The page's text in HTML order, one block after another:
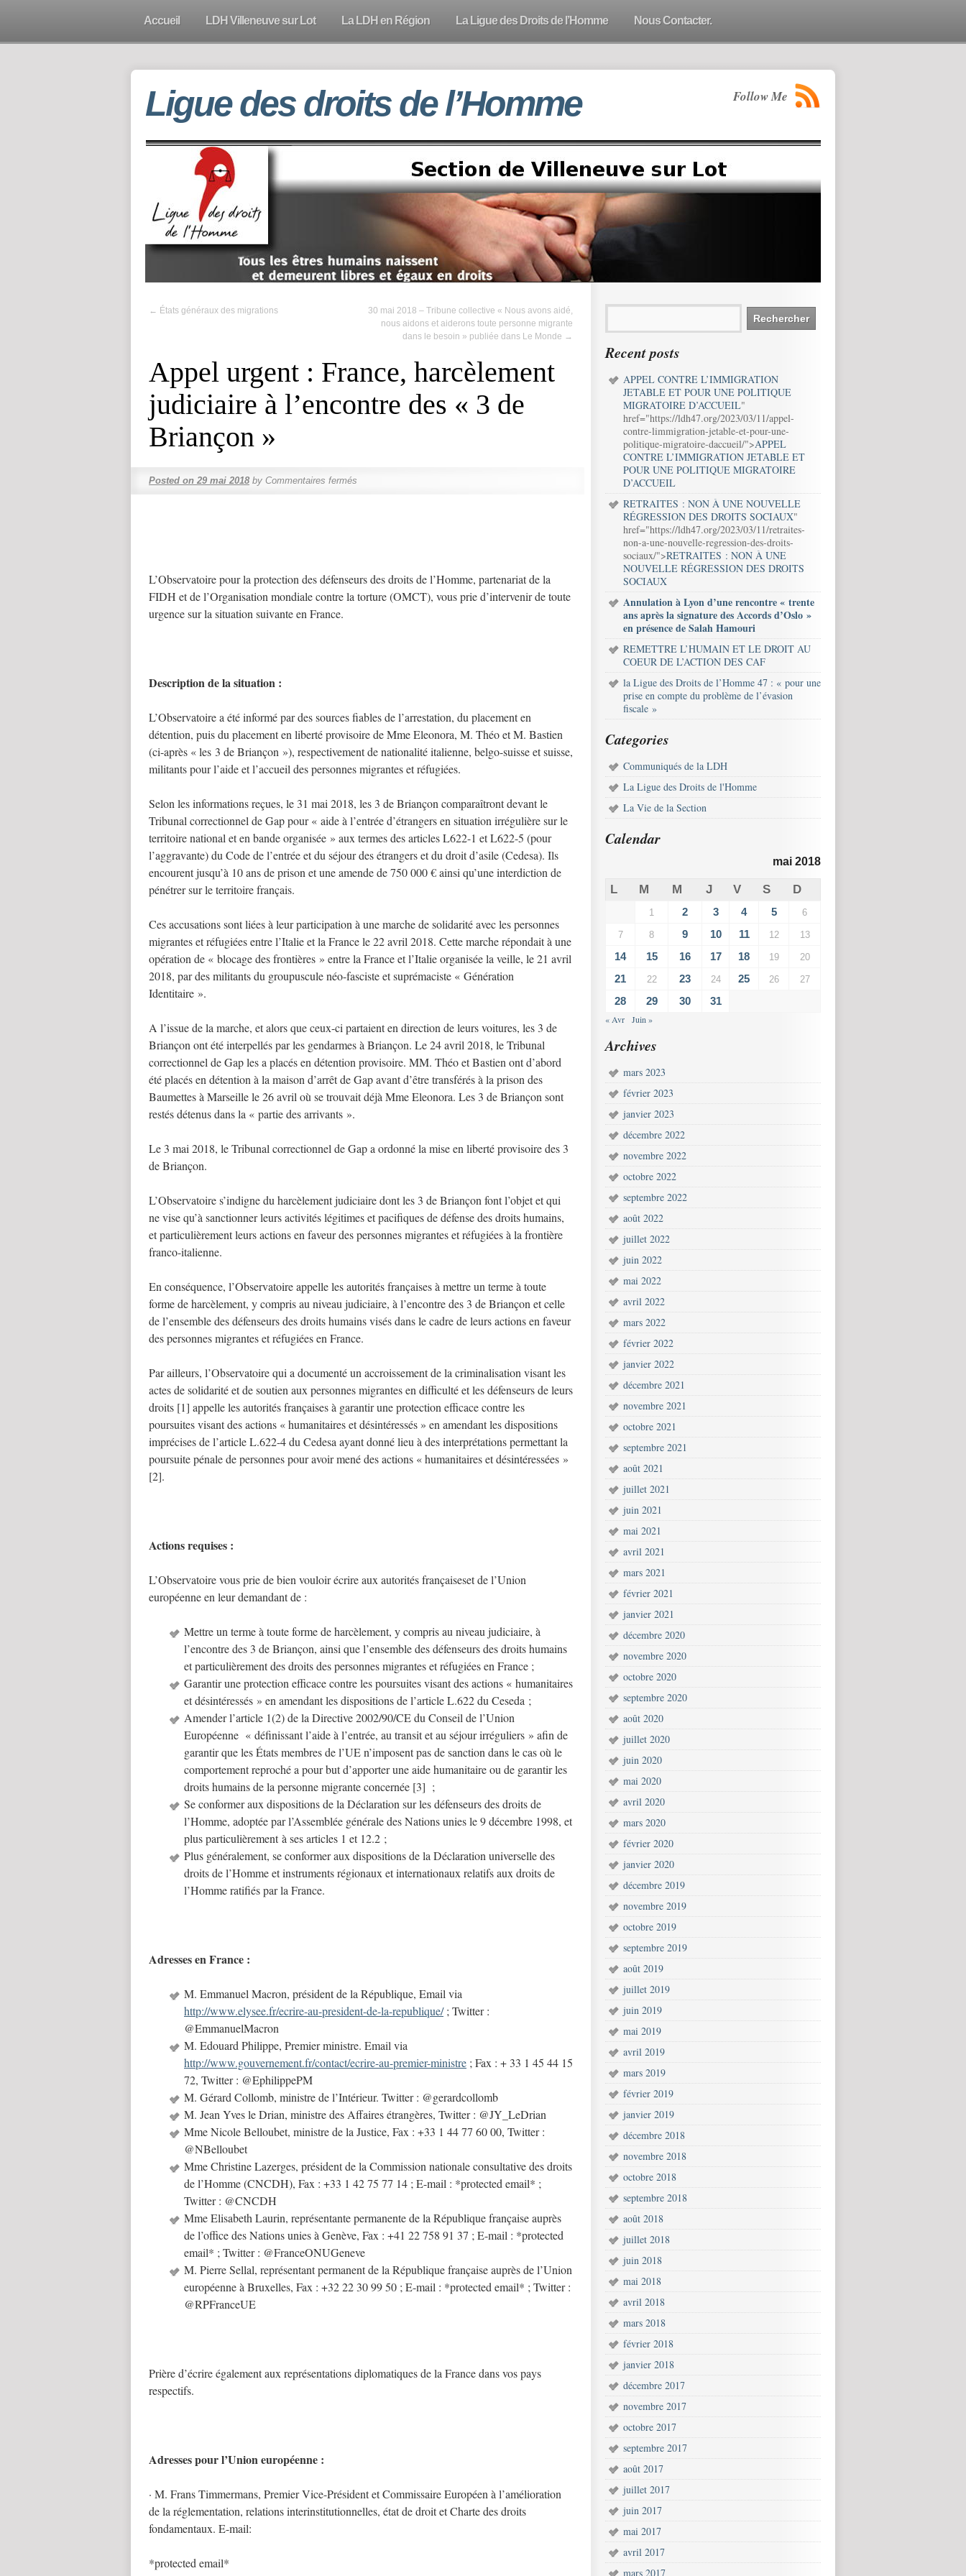
Accueil LDH Villeneuve sur Lot La LDH en Région La Ligue des Droits de l’Homme Nous Contacter.
Ligue des droits de l’Homme Follow Me
← États généraux des migrations
30 mai 2018 – Tribune collective « Nous avons aidé,
nous aidons et aiderons toute personne migrante
dans le besoin » publiée dans Le Monde →
Appel urgent : France, harcèlement
judiciaire à l’encontre des « 3 de
Briançon »
Posted on 29 mai 2018 by Commentaires fermés
L’Observatoire pour la protection des défenseurs des droits de l’Homme, partenariat de la
FIDH et de l’Organisation mondiale contre la torture (OMCT), vous prie d’intervenir de toute
urgence sur la situation suivante en France.
Description de la situation :
L’Observatoire a été informé par des sources fiables de l’arrestation, du placement en
détention, puis du placement en liberté provisoire de Mme Eleonora, M. Théo et M. Bastien
(ci-après « les 3 de Briançon »), respectivement de nationalité italienne, belgo-suisse et suisse,
militants pour l’aide et l’accueil des personnes migrantes et réfugiées.
Selon les informations reçues, le 31 mai 2018, les 3 de Briançon comparaîtront devant le
Tribunal correctionnel de Gap pour « aide à l’entrée d’étrangers en situation irrégulière sur le
territoire national et en bande organisée » aux termes des articles L622-1 et L622-5 (pour
l’aggravante) du Code de l’entrée et du séjour des étrangers et du droit d’asile (Cedesa). Ils
encourent jusqu’à 10 ans de prison et une amende de 750 000 € ainsi qu’une interdiction de
pénétrer sur le territoire français.
Ces accusations sont liées à leur participation à une marche de solidarité avec les personnes
migrantes et réfugiées entre l’Italie et la France le 22 avril 2018. Cette marche répondait à une
opération de « blocage des frontières » entre la France et l’Italie organisée la veille, le 21 avril
2018, par des militants du groupuscule néo-fasciste et suprémaciste « Génération
Identitaire ».
A l’issue de la marche, et alors que ceux-ci partaient en direction de leurs voitures, les 3 de
Briançon ont été interpellés par les gendarmes à Briançon. Le 24 avril 2018, le Tribunal
correctionnel de Gap les a placés en détention provisoire. MM. Théo et Bastien ont d’abord
été placés en détention à la maison d’arrêt de Gap avant d’être transférés à la prison des
Baumettes à Marseille le 26 avril où se trouvait déjà Mme Eleonora. Les 3 de Briançon sont
restés détenus dans la « partie des arrivants ».
Le 3 mai 2018, le Tribunal correctionnel de Gap a ordonné la mise en liberté provisoire des 3
de Briançon.
L’Observatoire s’indigne du harcèlement judiciaire dont les 3 de Briançon font l’objet et qui
ne vise qu’à sanctionner leurs activités légitimes et pacifiques de défense des droits humains,
et particulièrement leurs actions en faveur des personnes migrantes et réfugiées à la frontière
franco-italienne.
En conséquence, l’Observatoire appelle les autorités françaises à mettre un terme à toute
forme de harcèlement, y compris au niveau judiciaire, à l’encontre des 3 de Briançon et celle
de l’ensemble des défenseurs des droits humains visés dans le cadre de leurs actions en faveur
des personnes migrantes et réfugiées en France.
Par ailleurs, l’Observatoire qui a documenté un accroissement de la criminalisation visant les
actes de solidarité et de soutien aux personnes migrantes en difficulté et les défenseurs de leurs
droits [1] appelle les autorités françaises à garantir une protection efficace contre les
poursuites visant des actions « humanitaires et désintéressés » en amendant les dispositions
imprécises de l’article L.622-4 du Cedesa ayant donné lieu à des interprétations permettant la
poursuite pénale de personnes pour avoir mené des actions « humanitaires et désintéressées »
[2].
Actions requises :
L’Observatoire vous prie de bien vouloir écrire aux autorités françaiseset de l’Union
européenne en leur demandant de :
Mettre un terme à toute forme de harcèlement, y compris au niveau judiciaire, à
l’encontre des 3 de Briançon, ainsi que l’ensemble des défenseurs des droits humains
et particulièrement des droits des personnes migrantes et réfugiées en France ;
Garantir une protection efficace contre les poursuites visant des actions « humanitaires
et désintéressés » en amendant les dispositions de l’article L.622 du Ceseda ;
Amender l’article 1(2) de la Directive 2002/90/CE du Conseil de l’Union
Européenne « définissant l’aide à l’entrée, au transit et au séjour irréguliers » afin de
garantir que les États membres de l’UE n’imposent pas de sanction dans le cas où le
comportement reproché a pour but d’apporter une aide humanitaire ou de garantir les
droits humains de la personne migrante concernée [3] ;
Se conformer aux dispositions de la Déclaration sur les défenseurs des droits de
l’Homme, adoptée par l’Assemblée générale des Nations unies le 9 décembre 1998, et
plus particulièrement à ses articles 1 et 12.2 ;
Plus généralement, se conformer aux dispositions de la Déclaration universelle des
droits de l’Homme et instruments régionaux et internationaux relatifs aux droits de
l’Homme ratifiés par la France.
Adresses en France :
M. Emmanuel Macron, président de la République, Email via
http://www.elysee.fr/ecrire-au-president-de-la-republique/; Twitter :
@EmmanuelMacron
M. Edouard Philippe, Premier ministre. Email via
http://www.gouvernement.fr/contact/ecrire-au-premier-ministre ; Fax : + 33 1 45 44 15
72, Twitter : @EphilippePM
M. Gérard Collomb, ministre de l’Intérieur. Twitter : @gerardcollomb
M. Jean Yves le Drian, ministre des Affaires étrangères, Twitter : @JY_LeDrian
Mme Nicole Belloubet, ministre de la Justice, Fax : +33 1 44 77 60 00, Twitter :
@NBelloubet
Mme Christine Lazerges, président de la Commission nationale consultative des droits
de l’Homme (CNCDH), Fax : +33 1 42 75 77 14 ; E-mail : *protected email* ;
Twitter : @CNCDH
Mme Elisabeth Laurin, représentante permanente de la République française auprès
de l’office des Nations unies à Genève, Fax : +41 22 758 91 37 ; E-mail : *protected
email* ; Twitter : @FranceONUGeneve
M. Pierre Sellal, représentant permanent de la République française auprès de l’Union
européenne à Bruxelles, Fax : +32 22 30 99 50 ; E-mail : *protected email* ; Twitter :
@RPFranceUE
Prière d’écrire également aux représentations diplomatiques de la France dans vos pays
respectifs.
Adresses pour l’Union européenne :
· M. Frans Timmermans, Premier Vice-Président et Commissaire Européen à l’amélioration
de la réglementation, relations interinstitutionnelles, état de droit et Charte des droits
fondamentaux. E-mail:
*protected email*
Recent posts
APPEL CONTRE L’IMMIGRATION
JETABLE ET POUR UNE POLITIQUE
MIGRATOIRE D’ACCUEIL"
href="https://ldh47.org/2023/03/11/appel-
contre-limmigration-jetable-et-pour-une-
politique-migratoire-daccueil/">APPEL
CONTRE L’IMMIGRATION JETABLE ET
POUR UNE POLITIQUE MIGRATOIRE
D’ACCUEIL
RETRAITES : NON À UNE NOUVELLE
RÉGRESSION DES DROITS SOCIAUX"
href="https://ldh47.org/2023/03/11/retraites-
non-a-une-nouvelle-regression-des-droits-
sociaux/">RETRAITES : NON À UNE
NOUVELLE RÉGRESSION DES DROITS
SOCIAUX
Annulation à Lyon d’une rencontre « trente
ans après la signature des Accords d’Oslo »
en présence de Salah Hamouri
REMETTRE L’HUMAIN ET LE DROIT AU
COEUR DE L’ACTION DES CAF
la Ligue des Droits de l’Homme 47 : « pour une
prise en compte du problème de l’évasion
fiscale »
Categories
Communiqués de la LDH
La Ligue des Droits de l'Homme
La Vie de la Section
Calendar
mai 2018
L M M J V S D
1 2 3 4 5 6
7 8 9 10 11 12 13
14 15 16 17 18 19 20
21 22 23 24 25 26 27
28 29 30 31
« Avr Juin »
Archives
mars 2023
février 2023
janvier 2023
décembre 2022
novembre 2022
octobre 2022
septembre 2022
août 2022
juillet 2022
juin 2022
mai 2022
avril 2022
mars 2022
février 2022
janvier 2022
décembre 2021
novembre 2021
octobre 2021
septembre 2021
août 2021
juillet 2021
juin 2021
mai 2021
avril 2021
mars 2021
février 2021
janvier 2021
décembre 2020
novembre 2020
octobre 2020
septembre 2020
août 2020
juillet 2020
juin 2020
mai 2020
avril 2020
mars 2020
février 2020
janvier 2020
décembre 2019
novembre 2019
octobre 2019
septembre 2019
août 2019
juillet 2019
juin 2019
mai 2019
avril 2019
mars 2019
février 2019
janvier 2019
décembre 2018
novembre 2018
octobre 2018
septembre 2018
août 2018
juillet 2018
juin 2018
mai 2018
avril 2018
mars 2018
février 2018
janvier 2018
décembre 2017
novembre 2017
octobre 2017
septembre 2017
août 2017
juillet 2017
juin 2017
mai 2017
avril 2017
mars 2017